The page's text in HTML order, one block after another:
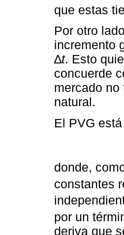
que estas
Por otro
incremento
∆t. Esto
concuerde
mercado
natural.
El PVG
donde,
constantes
por un
deriva que